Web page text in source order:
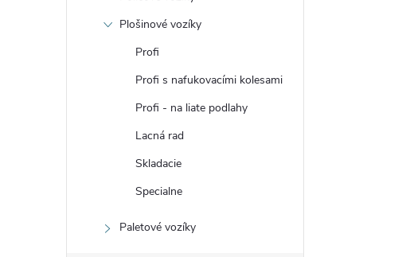
Plošinové vozíky
Profi
Profi s nafukovacími kolesami
Profi - na liate podlahy
Lacná rad
Skladacie
Specialne
Paletové vozíky